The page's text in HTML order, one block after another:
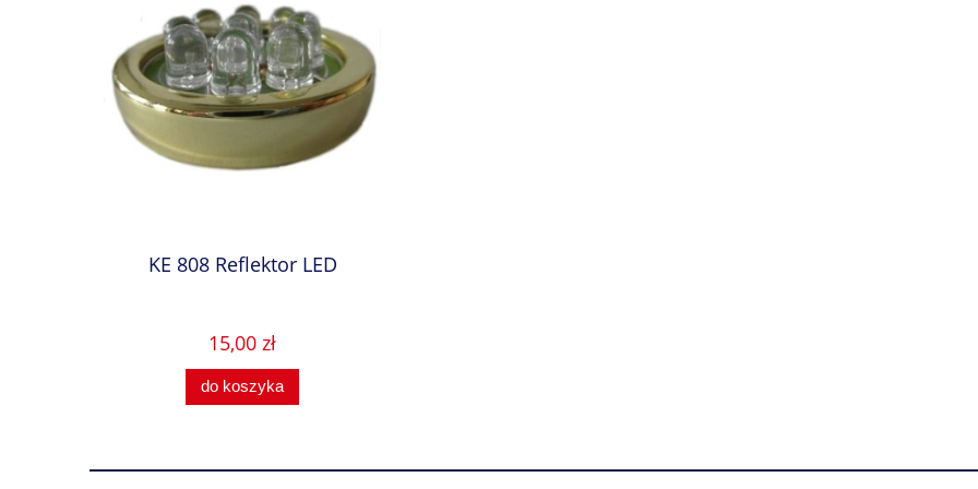
KE 808 Reflektor LED
15,00 zł
do koszyka